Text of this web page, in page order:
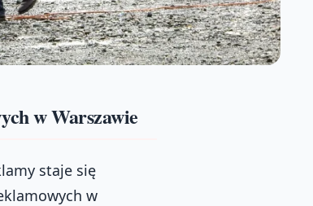
w Warszawie
staje się
w